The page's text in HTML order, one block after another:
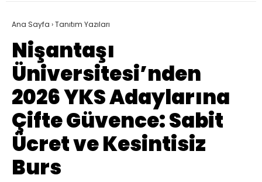
Ana Sayfa ›Tanıtım Yazıları
Nişantaşı
Üniversitesi’nden
2026 YKS Adaylarına
Çifte Güvence: Sabit
Ücret ve Kesintisiz
Burs